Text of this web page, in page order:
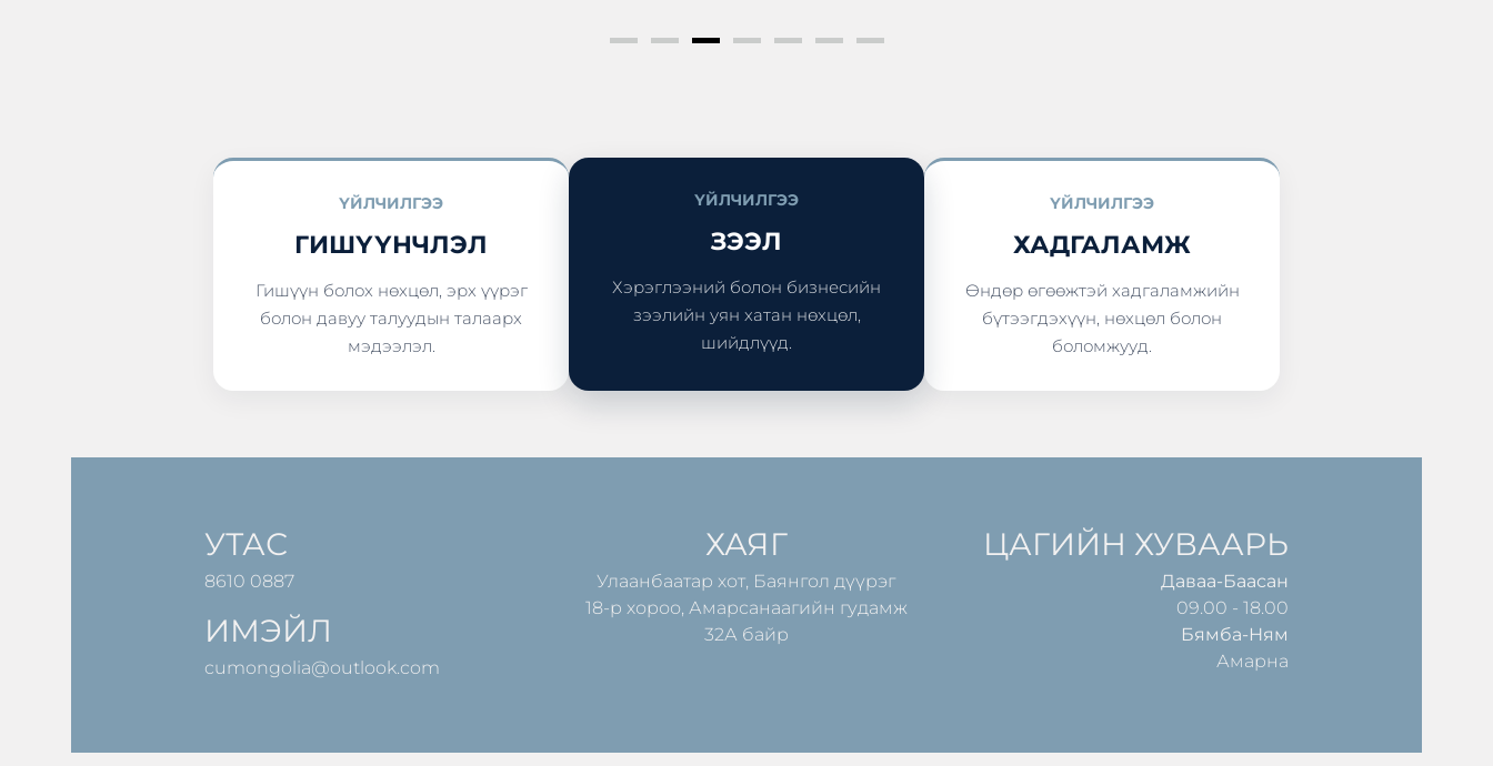
ҮЙЛЧИЛГЭЭ
ГИШҮҮНЧЛЭЛ
Гишүүн болох нөхцөл, эрх үүрэг
болон давуу талуудын талаарх
мэдээлэл.
ҮЙЛЧИЛГЭЭ
ЗЭЭЛ
Хэрэглээний болон бизнесийн
зээлийн уян хатан нөхцөл,
шийдлүүд.
ҮЙЛЧИЛГЭЭ
ХАДГАЛАМЖ
Өндөр өгөөжтэй хадгаламжийн
бүтээгдэхүүн, нөхцөл болон
боломжууд.
УТАС
8610 0887
ИМЭЙЛ
cumongolia@outlook.com
ХАЯГ
Улаанбаатар хот, Баянгол дүүрэг
18-р хороо, Амарсанаагийн гудамж
32А байр
ЦАГИЙН ХУВААРЬ
Даваа-Баасан
09.00 - 18.00
Бямба-Ням
Амарна